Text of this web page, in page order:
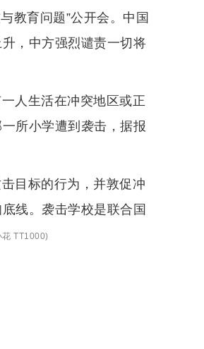
教育问题”公开会。中国
，中方强烈谴责一切将
人生活在冲突地区或正
所小学遭到袭击，据报
目标的行为，并敦促冲
线。袭击学校是联合国
花 TT1000)